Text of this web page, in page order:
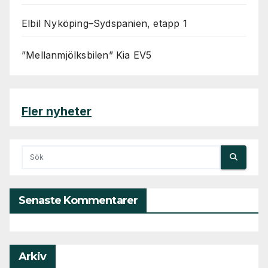
Elbil Nyköping–Sydspanien, etapp 1
”Mellanmjölksbilen” Kia EV5
Fler nyheter
Senaste Kommentarer
Arkiv